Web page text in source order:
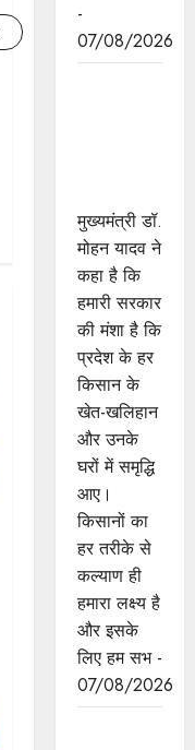
-
07/08/2026
मुख्यमंत्री डॉ.
मोहन यादव ने
कहा है कि
हमारी सरकार
की मंशा है कि
प्रदेश के हर
किसान के
खेत-खलिहान
और उनके
घरों में समृद्धि
आए।
किसानों का
हर तरीके से
कल्याण ही
हमारा लक्ष्य है
और इसके
लिए हम सभ -
07/08/2026